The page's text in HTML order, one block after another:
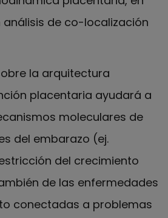
de co-localización
la arquitectura
placentaria ayudará a
moleculares de
del embarazo (ej.
del crecimiento
de las enfermedades
conectadas a problemas